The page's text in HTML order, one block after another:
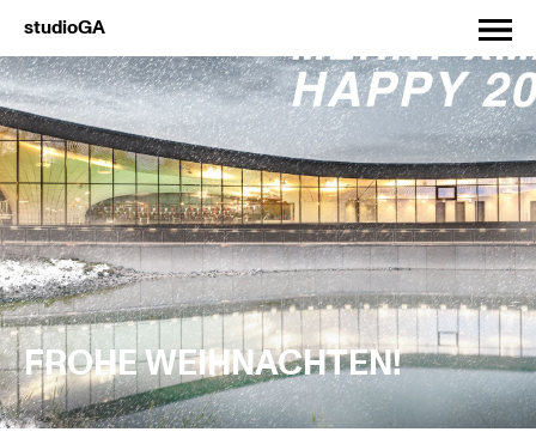
studioGA
FROHE WEIHNACHTEN!